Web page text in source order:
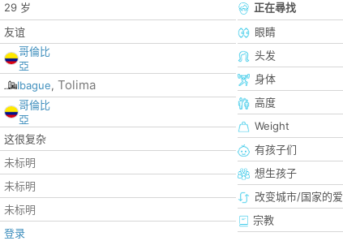
29 岁
友谊
哥倫比
亞
Ibague, Tolima
哥倫比
亞
这很复杂
未标明
未标明
未标明
登录
正在尋找
眼睛
头发
身体
高度
Weight
有孩子们
想生孩子
改变城市/国家的爱
宗教